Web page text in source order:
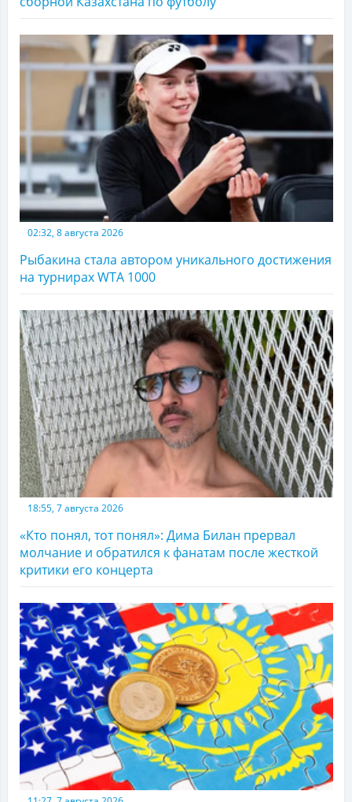
02:32, 8 августа 2026
Рыбакина стала автором уникального достижения
на турнирах WTA 1000
18:55, 7 августа 2026
«Кто понял, тот понял»: Дима Билан прервал
молчание и обратился к фанатам после жесткой
критики его концерта